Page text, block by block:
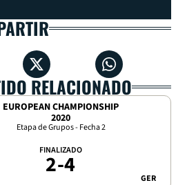
RELACIONADO
EUROPEAN CHAMPIONSHIP
2020
Etapa de Grupos - Fecha 2
FINALIZADO
2-4 GER